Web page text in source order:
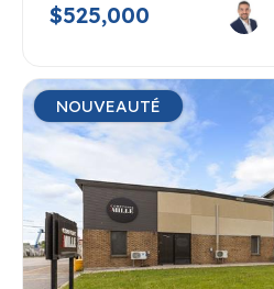
$525,000
NOUVEAUTÉ